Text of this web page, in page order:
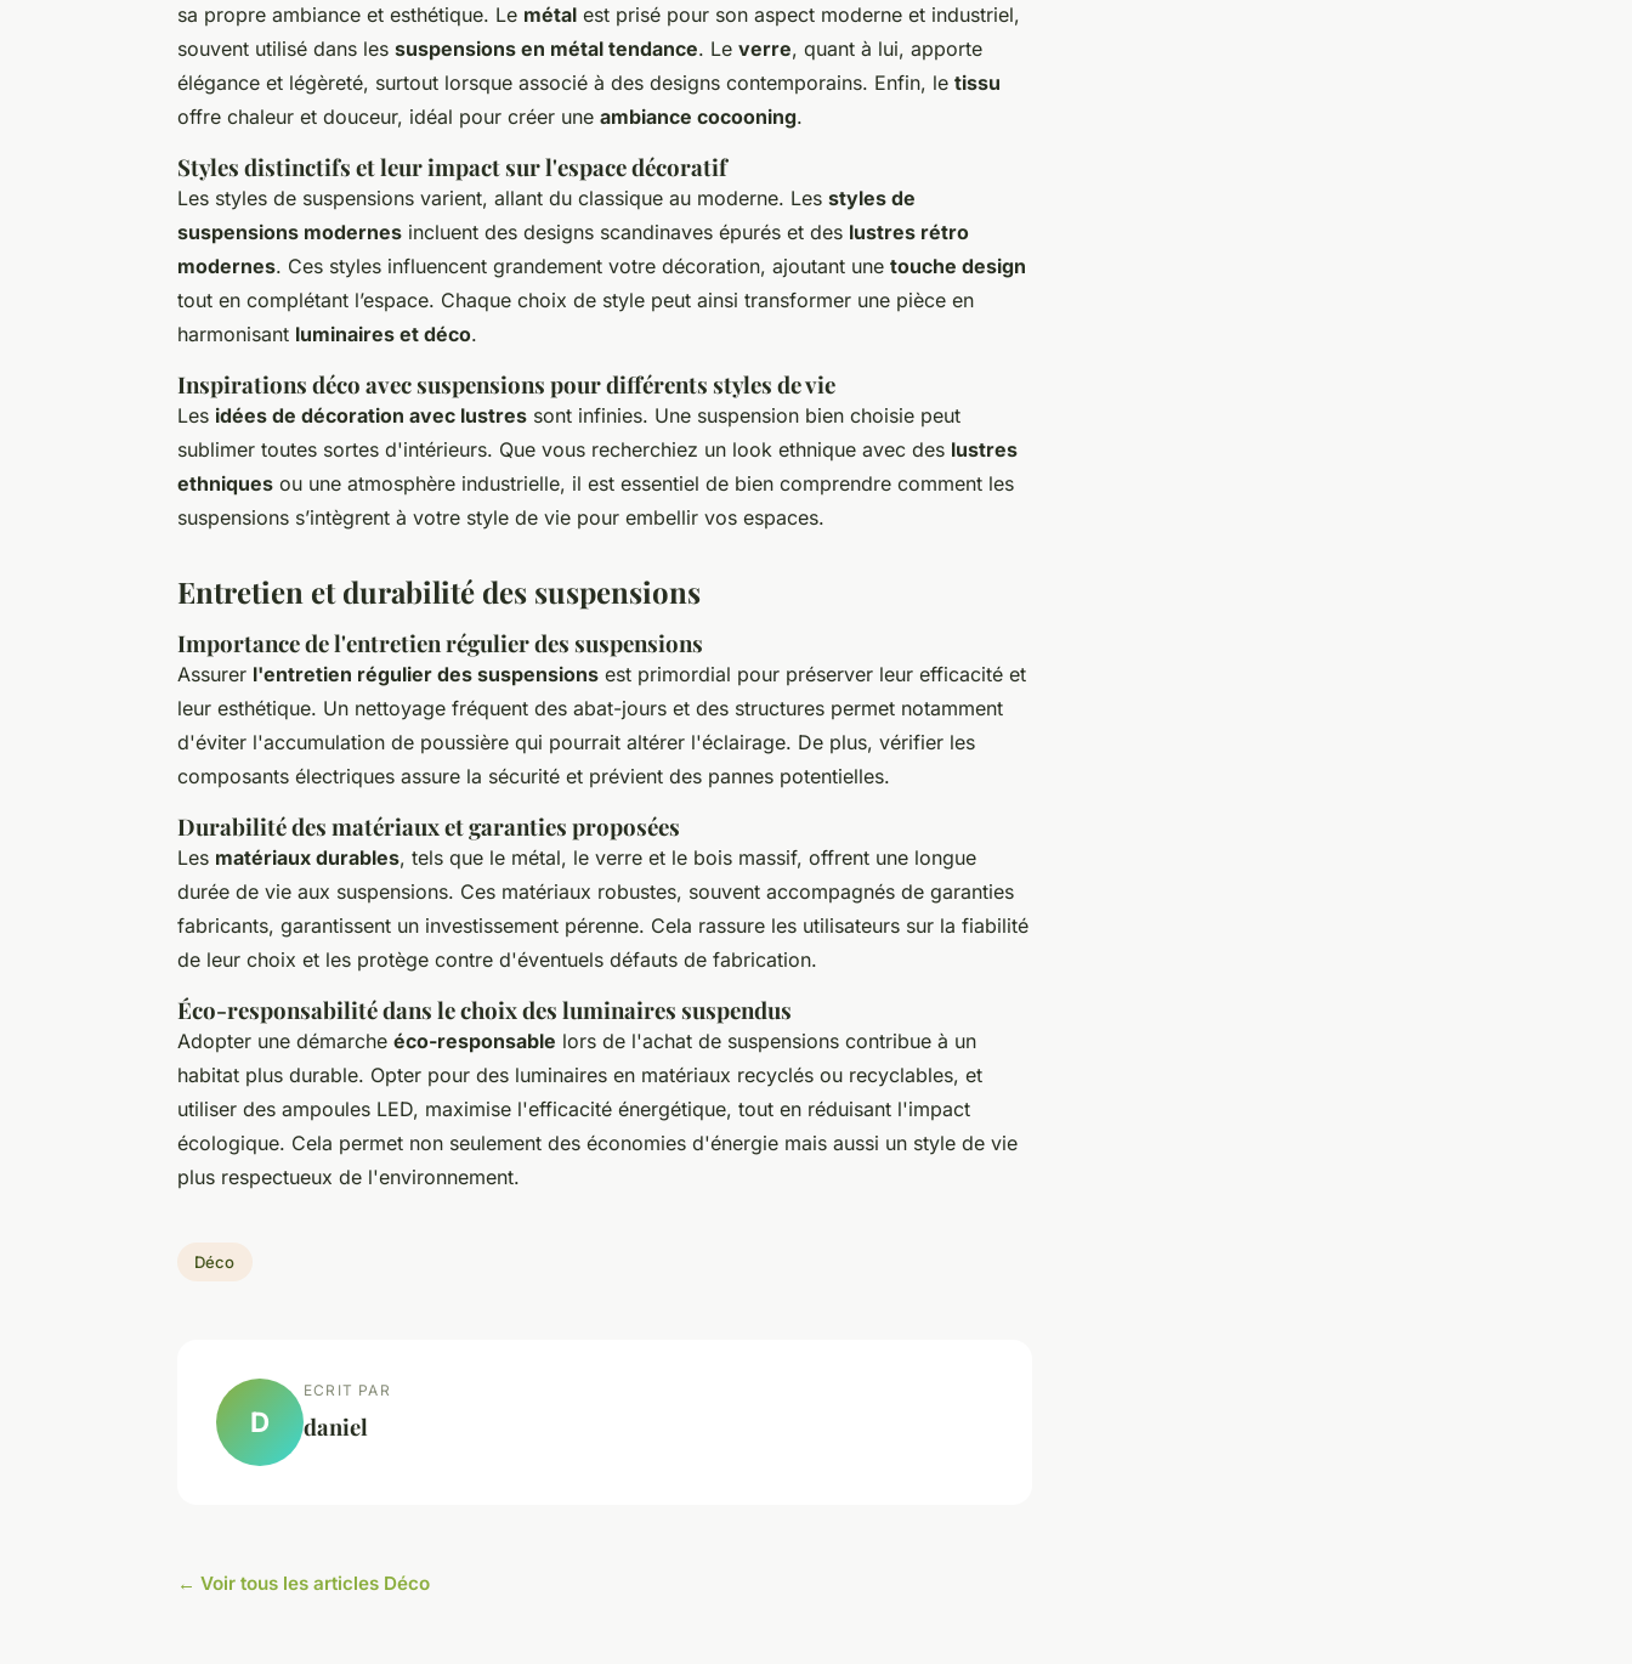
sa propre ambiance et esthétique. Le métal est prisé pour son aspect moderne et industriel,
souvent utilisé dans les suspensions en métal tendance. Le verre, quant à lui, apporte
élégance et légèreté, surtout lorsque associé à des designs contemporains. Enfin, le tissu
offre chaleur et douceur, idéal pour créer une ambiance cocooning.
Styles distinctifs et leur impact sur l'espace décoratif
Les styles de suspensions varient, allant du classique au moderne. Les styles de
suspensions modernes incluent des designs scandinaves épurés et des lustres rétro
modernes. Ces styles influencent grandement votre décoration, ajoutant une touche design
tout en complétant l’espace. Chaque choix de style peut ainsi transformer une pièce en
harmonisant luminaires et déco.
Inspirations déco avec suspensions pour différents styles de vie
Les idées de décoration avec lustres sont infinies. Une suspension bien choisie peut
sublimer toutes sortes d'intérieurs. Que vous recherchiez un look ethnique avec des lustres
ethniques ou une atmosphère industrielle, il est essentiel de bien comprendre comment les
suspensions s’intègrent à votre style de vie pour embellir vos espaces.
Entretien et durabilité des suspensions
Importance de l'entretien régulier des suspensions
Assurer l'entretien régulier des suspensions est primordial pour préserver leur efficacité et
leur esthétique. Un nettoyage fréquent des abat-jours et des structures permet notamment
d'éviter l'accumulation de poussière qui pourrait altérer l'éclairage. De plus, vérifier les
composants électriques assure la sécurité et prévient des pannes potentielles.
Durabilité des matériaux et garanties proposées
Les matériaux durables, tels que le métal, le verre et le bois massif, offrent une longue
durée de vie aux suspensions. Ces matériaux robustes, souvent accompagnés de garanties
fabricants, garantissent un investissement pérenne. Cela rassure les utilisateurs sur la fiabilité
de leur choix et les protège contre d'éventuels défauts de fabrication.
Éco-responsabilité dans le choix des luminaires suspendus
Adopter une démarche éco-responsable lors de l'achat de suspensions contribue à un
habitat plus durable. Opter pour des luminaires en matériaux recyclés ou recyclables, et
utiliser des ampoules LED, maximise l'efficacité énergétique, tout en réduisant l'impact
écologique. Cela permet non seulement des économies d'énergie mais aussi un style de vie
plus respectueux de l'environnement.
Déco
D
ECRIT PAR
daniel
← Voir tous les articles Déco